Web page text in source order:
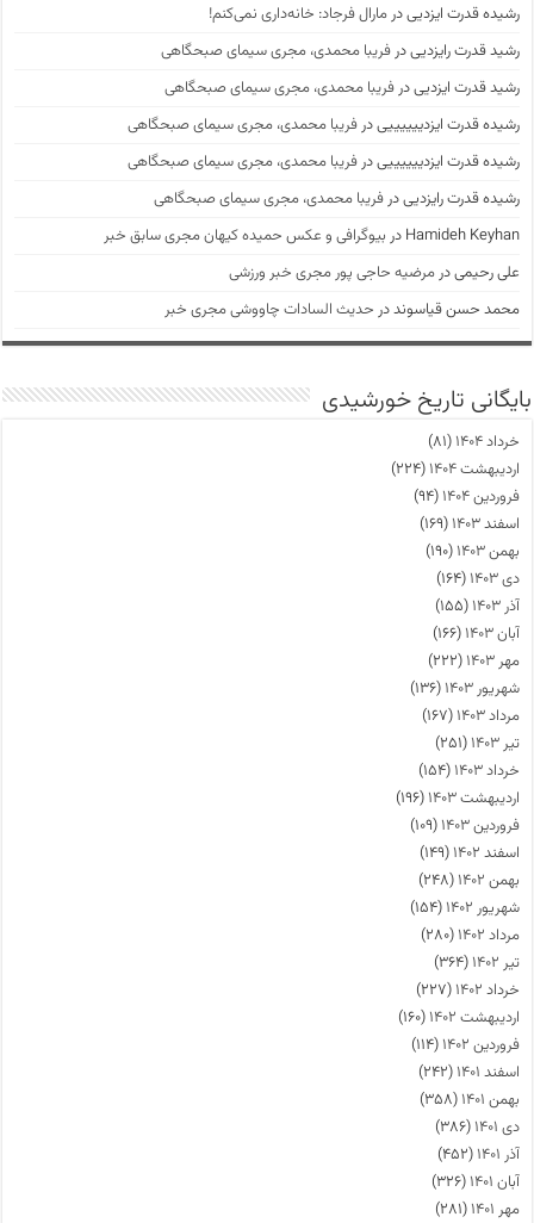
رشیده قدرت ایزدییدرمارال فرجاد: خانه‌داری نمی‌کنم!
رشید قدرت رایزدییدرفریبا محمدی، مجری سیمای صبحگاهی
رشید قدرت ایزدییدرفریبا محمدی، مجری سیمای صبحگاهی
رشیده قدرت ایزدیییییییدرفریبا محمدی، مجری سیمای صبحگاهی
رشیده قدرت ایزدیییییییدرفریبا محمدی، مجری سیمای صبحگاهی
رشیده قدرت رایزدییدرفریبا محمدی، مجری سیمای صبحگاهی
Hamideh Keyhan در بیوگرافی و عکس حمیده کیهان مجری سابق خبر
علی رحیمیدرمرضیه حاجی پور مجری خبر ورزشی
محمد حسن قیاسونددر حدیث السادات چاووشی مجری خبر
بایگانی تاریخ خورشیدی
خرداد ۱۴۰۴
(۸۱)
اردیبهشت ۱۴۰۴
(۲۲۴)
فروردین ۱۴۰۴
(۹۴)
اسفند ۱۴۰۳
(۱۶۹)
بهمن ۱۴۰۳
(۱۹۰)
دی ۱۴۰۳
(۱۶۴)
آذر ۱۴۰۳
(۱۵۵)
آبان ۱۴۰۳
(۱۶۶)
مهر ۱۴۰۳
(۲۲۲)
شهریور ۱۴۰۳
(۱۳۶)
مرداد ۱۴۰۳
(۱۶۷)
تیر ۱۴۰۳
(۲۵۱)
خرداد ۱۴۰۳
(۱۵۴)
اردیبهشت ۱۴۰۳
(۱۹۶)
فروردین ۱۴۰۳
(۱۰۹)
اسفند ۱۴۰۲
(۱۴۹)
بهمن ۱۴۰۲
(۲۴۸)
شهریور ۱۴۰۲
(۱۵۴)
مرداد ۱۴۰۲
(۲۸۰)
تیر ۱۴۰۲
(۳۶۴)
خرداد ۱۴۰۲
(۲۲۷)
اردیبهشت ۱۴۰۲
(۱۶۰)
فروردین ۱۴۰۲
(۱۱۴)
اسفند ۱۴۰۱
(۲۴۲)
بهمن ۱۴۰۱
(۳۵۸)
دی ۱۴۰۱
(۳۸۶)
آذر ۱۴۰۱
(۴۵۲)
آبان ۱۴۰۱
(۳۲۶)
مهر ۱۴۰۱
(۲۸۱)